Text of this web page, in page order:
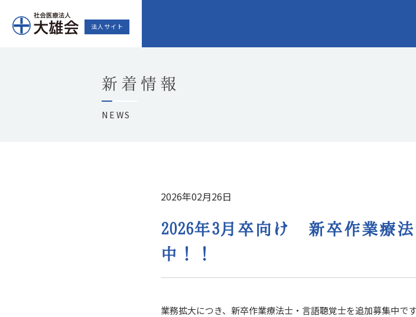
法人サイト
新着情報
NEWS
2026年02月26日
2026年3月卒向け 新卒作業療
中！！
業務拡大につき、新卒作業療法士・言語聴覚士を追加募集中です